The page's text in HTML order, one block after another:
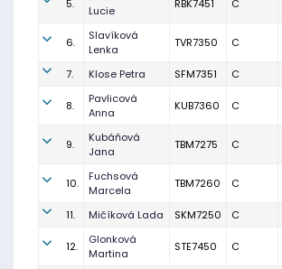
5.
Lucie
RBK7451 C
6.
Slavíková
Lenka
TVR7350 C
7. Klose Petra SFM7351 C
8.
Pavlicová
Anna
KUB7360 C
9.
Kubáňová
Jana
TBM7275 C
10.
Fuchsová
Marcela
TBM7260 C
11. Mičíková Lada SKM7250 C
12.
Glonková
Martina
STE7450 C